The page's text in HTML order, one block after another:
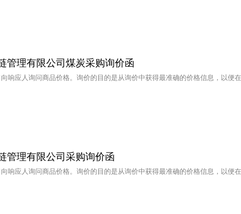
管理有限公司煤炭采购询价函
响应人询问商品价格。询价的目的是从询价中获得最准确的价格信息，以便
管理有限公司采购询价函
响应人询问商品价格。询价的目的是从询价中获得最准确的价格信息，以便